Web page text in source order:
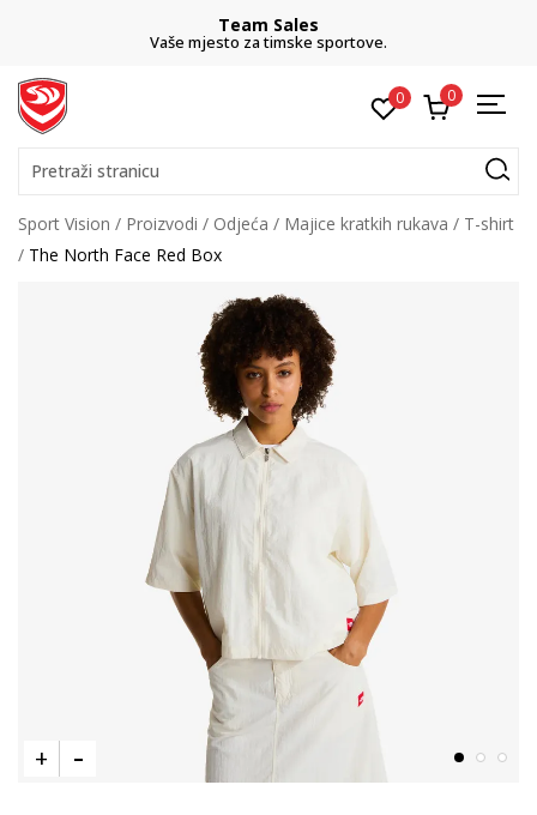
Team Sales
Vaše mjesto za timske sportove.
0 0
Pretraži stranicu
Sport Vision Proizvodi Odjeća Majice kratkih rukava
T-shirt
The North Face Red Box